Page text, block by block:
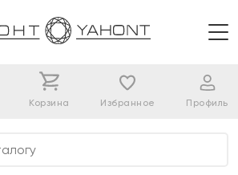
Корзина Избранное Профиль